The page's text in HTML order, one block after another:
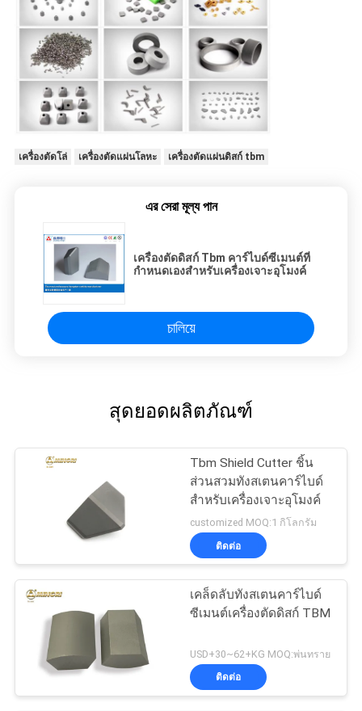
เครื่องตัดโล่ เครื่องตัดแผ่นโลหะ เครื่องตัดแผ่นดิสก์ tbm
এর সেরা মূল্য পান
เครื่องตัดดิสก์ Tbm คาร์ไบด์ซีเมนต์ที่
กำหนดเองสำหรับเครื่องเจาะอุโมงค์
চালিয়ে
สุดยอดผลิตภัณฑ์
Tbm Shield Cutter ชิ้น
ส่วนสวมทังสเตนคาร์ไบด์
สำหรับเครื่องเจาะอุโมงค์
customized MOQ:1 กิโลกรัม
ติดต่อ
เคล็ดลับทังสเตนคาร์ไบด์
ซีเมนต์เครื่องตัดดิสก์ TBM
USD+30~62+KG MOQ:พ่นทราย
ติดต่อ